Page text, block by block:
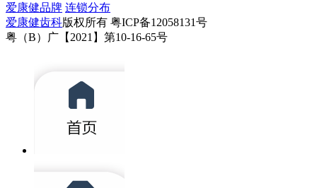
爱康健品牌 连锁分布
爱康健齿科版权所有 粤ICP备12058131号
粤（B）广【2021】第10-16-65号